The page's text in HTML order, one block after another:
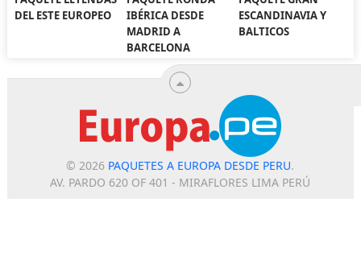
DEL ESTE EUROPEO
IBÉRICA DESDE
MADRID A
BARCELONA
ESCANDINAVIA Y
BALTICOS
© 2026 PAQUETES A EUROPA DESDE PERU.
AV. PARDO 620 OF 401 - MIRAFLORES LIMA PERÚ